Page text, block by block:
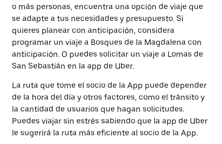
o más personas, encuentra una opción de viaje que
se adapte a tus necesidades y presupuesto. Si
quieres planear con anticipación, considera
programar un viaje a Bosques de la Magdalena con
anticipación. O puedes solicitar un viaje a Lomas de
San Sebastián en la app de Uber.
La ruta que tome el socio de la App puede depender
de la hora del día y otros factores, como el tránsito y
la cantidad de usuarios que hagan solicitudes.
Puedes viajar sin estrés sabiendo que la app de Uber
le sugerirá la ruta más eficiente al socio de la App.